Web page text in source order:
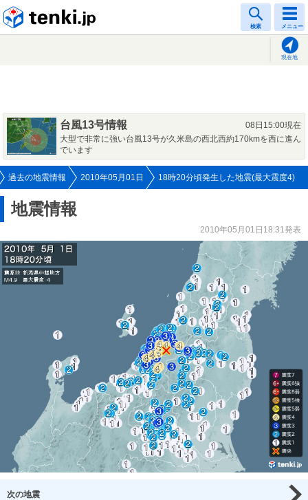
検索 メニュー
現在地
台風13号情報
08日15:00現在
大型で非常に強い台風13号が久米島の西北西約170kmを西に進ん
でいます
過去の地震情報 2010年05月01日 18時20分頃発生した地震(最大震度4)
地震情報
2010年05月01日18:31発表
次の地震